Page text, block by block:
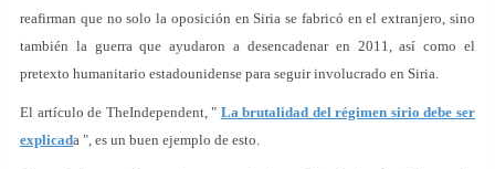
reafirman que no solo la oposición en Siria se fabricó en el extranjero, sino
también la guerra que ayudaron a desencadenar en 2011, así como el
pretexto humanitario estadounidense para seguir involucrado en Siria.
El artículo de TheIndependent, " La brutalidad del régimen sirio debe ser
explicada ", es un buen ejemplo de esto.